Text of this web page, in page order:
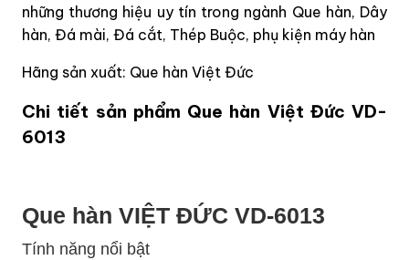
những thương hiệu uy tín trong ngành Que hàn, Dây
hàn, Đá mài, Đá cắt, Thép Buộc, phụ kiện máy hàn
Hãng sản xuất: Que hàn Việt Đức
Chi tiết sản phẩm Que hàn Việt Đức VD-
6013
Que hàn VIỆT ĐỨC VD-6013
Tính năng nổi bật